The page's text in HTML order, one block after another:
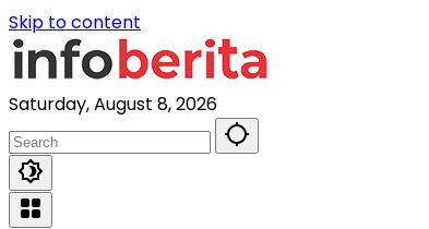
Skip to content
Saturday, August 8, 2026